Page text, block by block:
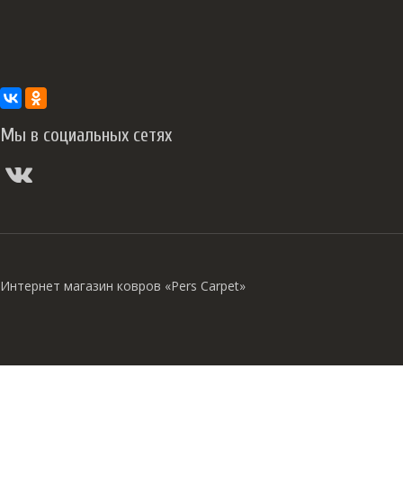
Мы в социальных сетях
Интернет магазин ковров «Pers Carpet»